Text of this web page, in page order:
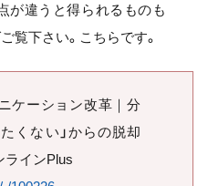
が違うと得られるものも
覧下さい。こちらです。
ケーション改革｜分
くない」からの脱却
ラインPlus